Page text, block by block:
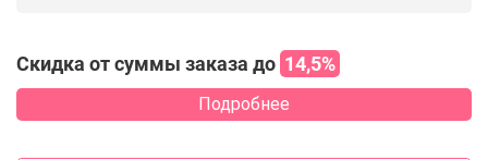
Скидка от суммы заказа до 14,5%
Подробнее